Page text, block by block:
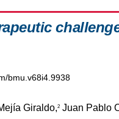
bmu.v68i4.9938
Giraldo,2 Juan Pablo